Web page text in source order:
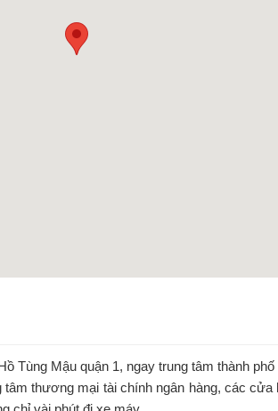
Tùng Mậu quận 1, ngay trung tâm thành
thương mại tài chính ngân hàng, các